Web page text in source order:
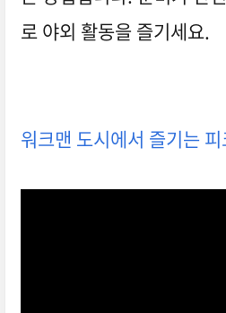
로 야외 활동을 즐기세요.
워크맨 도시에서 즐기는 피